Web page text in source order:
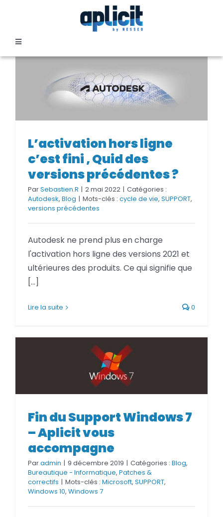
Toggle
Navigation
TEMOIGNAGES
EVENEMENTS
SOCIETE
L’activation hors ligne c’est fini ,
Quid des versions précédentes
?
L’activation hors ligne
c’est fini , Quid des
versions précédentes ?
ParSebastien.R | 2 mai 2022 | Catégories :
Autodesk, Blog | Mots-clés : cycle de vie, SUPPORT,
versions précédentes
Autodesk ne prend plus en charge
l'activation hors ligne des versions 2021 et
ultérieures des produits. Ce qui signifie que
[...]
Lire la suite 0
Fin du Support Windows 7 –
Aplicit vous accompagne
Fin du Support Windows 7
– Aplicit vous
accompagne
Paradmin | 9 décembre 2019 | Catégories : Blog,
Bureautique - Informatique, Patches &
correctifs | Mots-clés : Microsoft, SUPPORT,
Windows 10, Windows 7